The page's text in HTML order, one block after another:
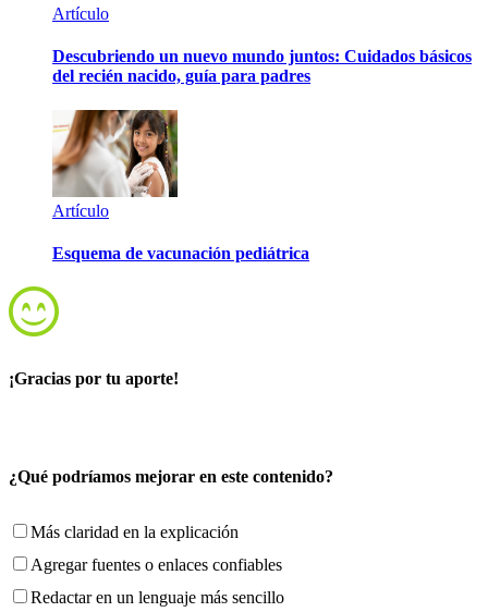
Artículo
Descubriendo un nuevo mundo juntos: Cuidados básicos
del recién nacido, guía para padres
Artículo
Esquema de vacunación pediátrica
¡Gracias por tu aporte!
¿Qué podríamos mejorar en este contenido?
Más claridad en la explicación
Agregar fuentes o enlaces confiables
Redactar en un lenguaje más sencillo